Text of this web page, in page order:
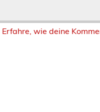
Erfahre, wie deine